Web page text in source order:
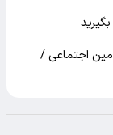
اجتماعی /